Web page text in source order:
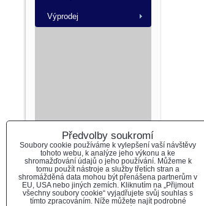
Výprodej
Předvolby soukromí Zásady ochrany soukromí
Předvolby soukromí
Soubory cookie používáme k vylepšení vaší návštěvy
tohoto webu, k analýze jeho výkonu a ke
shromažďování údajů o jeho používání. Můžeme k
tomu použít nástroje a služby třetích stran a
shromážděná data mohou být přenášena partnerům v
EU, USA nebo jiných zemích. Kliknutím na „Přijmout
všechny soubory cookie“ vyjadřujete svůj souhlas s
tímto zpracováním. Níže můžete najít podrobné